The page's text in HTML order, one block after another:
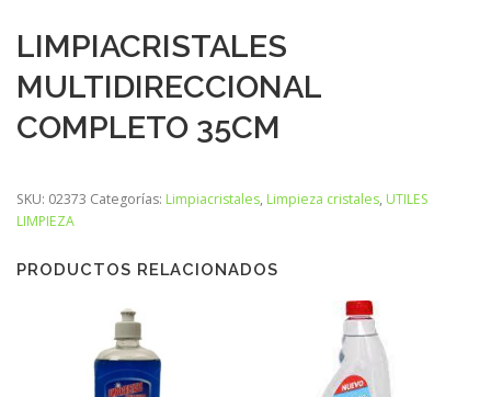
LIMPIACRISTALES
MULTIDIRECCIONAL
COMPLETO 35CM
SKU: 02373 Categorías: Limpiacristales, Limpieza cristales, UTILES
LIMPIEZA
PRODUCTOS RELACIONADOS